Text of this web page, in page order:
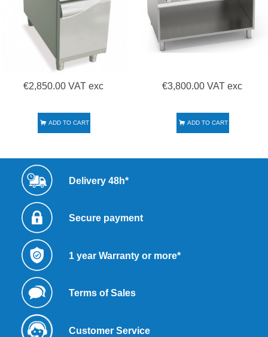
€2,850.00 VAT exc
ADD TO CART
€3,800.00 VAT exc
ADD TO CART
Delivery 48h*
Secure payment
1 year Warranty or more*
Terms of Sales
Customer Service